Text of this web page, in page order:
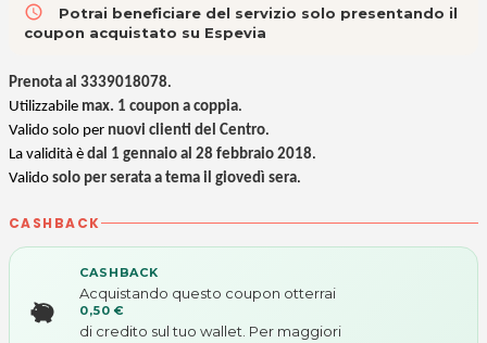
access_time
Potrai beneficiare del servizio solo presentando il
coupon acquistato su Espevia
Prenota al 3339018078.
Utilizzabile max. 1 coupon a coppia.
Valido solo per nuovi clienti del Centro.
La validità è dal 1 gennaio al 28 febbraio 2018.
Valido solo per serata a tema il giovedì sera.
CASHBACK
CASHBACK
Acquistando questo coupon otterrai
0,50 €
di credito sul tuo wallet. Per maggiori